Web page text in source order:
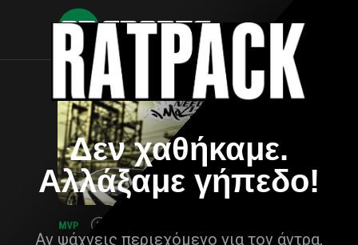
Δεν χαθήκαμε.
Αλλάξαμε γήπεδο!
Αν ψάχνεις περιεχόμενο για τον άντρα,